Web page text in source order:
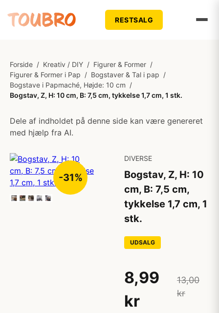
RESTSALG
Forside / Kreativ / DIY / Figurer & Former /
Figurer & Former i Pap / Bogstaver & Tal i pap /
Bogstave i Papmaché, Højde: 10 cm /
Bogstav, Z, H: 10 cm, B: 7,5 cm, tykkelse 1,7 cm, 1 stk.
Dele af indholdet på denne side kan være genereret
med hjælp fra AI.
-31%
DIVERSE
Bogstav, Z, H: 10
cm, B: 7,5 cm,
tykkelse 1,7 cm, 1
stk.
UDSALG
8,99
kr
13,00
kr